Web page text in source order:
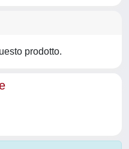
prodotto.